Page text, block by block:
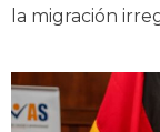
la migración